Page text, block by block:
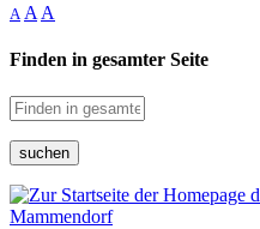
A A A
Finden in gesamter Seite
suchen